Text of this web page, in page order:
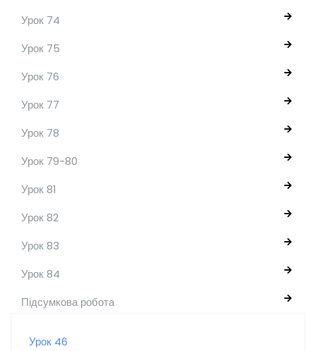
Урок 74
Урок 75
Урок 76
Урок 77
Урок 78
Урок 79-80
Урок 81
Урок 82
Урок 83
Урок 84
Підсумкова робота
Урок 46